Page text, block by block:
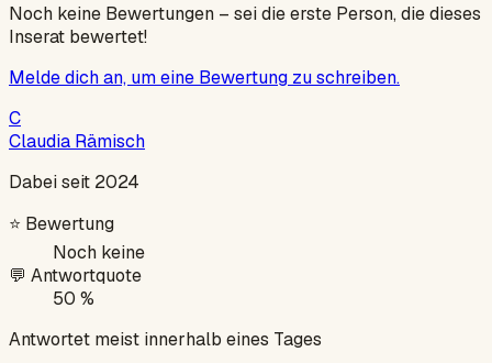
Noch keine Bewertungen – sei die erste Person, die dieses
Inserat bewertet!
Melde dich an, um eine Bewertung zu schreiben.
C
Claudia Rämisch
Dabei seit 2024
⭐ Bewertung
Noch keine
💬 Antwortquote
50 %
Antwortet meist innerhalb eines Tages